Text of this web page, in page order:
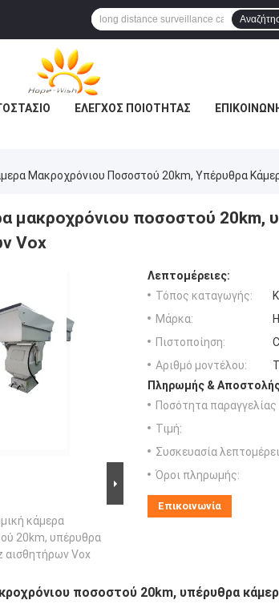
ΈΛΕΓΧΟΣ ΠΟΙΌΤΗΤΑΣ
Μακροχρόνιου Ποσοστού 20km, Υπέρυθρα
μακροχρόνιου ποσοστού 20km,
Vox
κάμερα
20km, υπέρυθρα
αισθητήρων Vox
Λεπτομέρειες:
Τόπος καταγωγής:
Μάρκα:
Πιστοποίηση:
Αριθμό μοντέλου:
Πληρωμής &
Ποσότητα παραγγελίας
Τιμή:
Συσκευασία
Όροι πληρωμής:
Επικοινωνία
ποσοστού 20km, υπέρυθρα